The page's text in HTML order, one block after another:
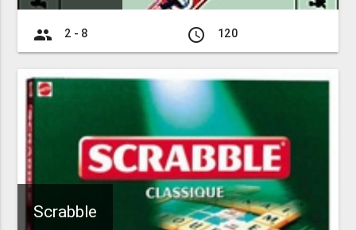
group 2 - 8 access_time 120
Scrabble